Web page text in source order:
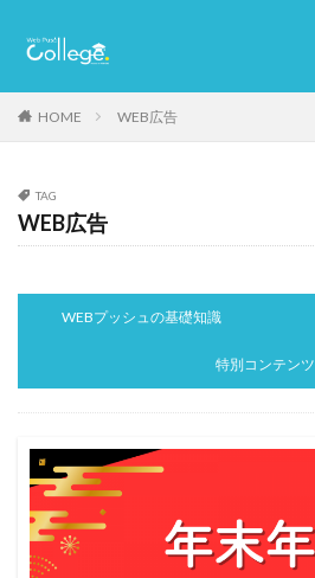
HOME WEB広告
TAG
WEB広告
WEBプッシュの基礎知識
特別コンテンツ